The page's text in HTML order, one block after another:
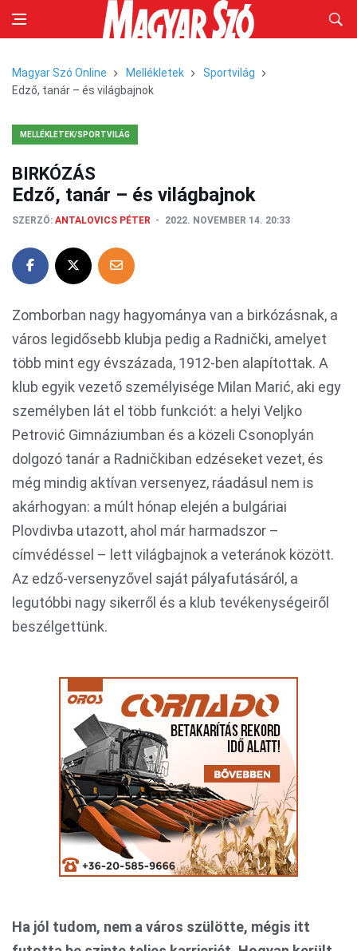
Magyar Szó Online Mellékletek
Sportvilág
Edző, tanár – és világbajnok
MELLÉKLETEK/SPORTVILÁG
BIRKÓZÁS
Edző, tanár – és világbajnok
SZERZŐ: ANTALOVICS PÉTER 2022. NOVEMBER 14. 20:33
Zomborban nagy hagyománya van a birkózásnak, a
város legidősebb klubja pedig a Radnički, amelyet
több mint egy évszázada, 1912-ben alapítottak. A
klub egyik vezető személyisége Milan Marić, aki egy
személyben lát el több funkciót: a helyi Veljko
Petrović Gimnáziumban és a közeli Csonoplyán
dolgozó tanár a Radničkiban edzéseket vezet, és
még mindig aktívan versenyez, ráadásul nem is
akárhogyan: a múlt hónap elején a bulgáriai
Plovdivba utazott, ahol már harmadszor –
címvédéssel – lett világbajnok a veteránok között.
Az edző-versenyzővel saját pályafutásáról, a
legutóbbi nagy sikerről és a klub tevékenységeiről
beszélgettünk.
Ha jól tudom, nem a város szülötte, mégis itt